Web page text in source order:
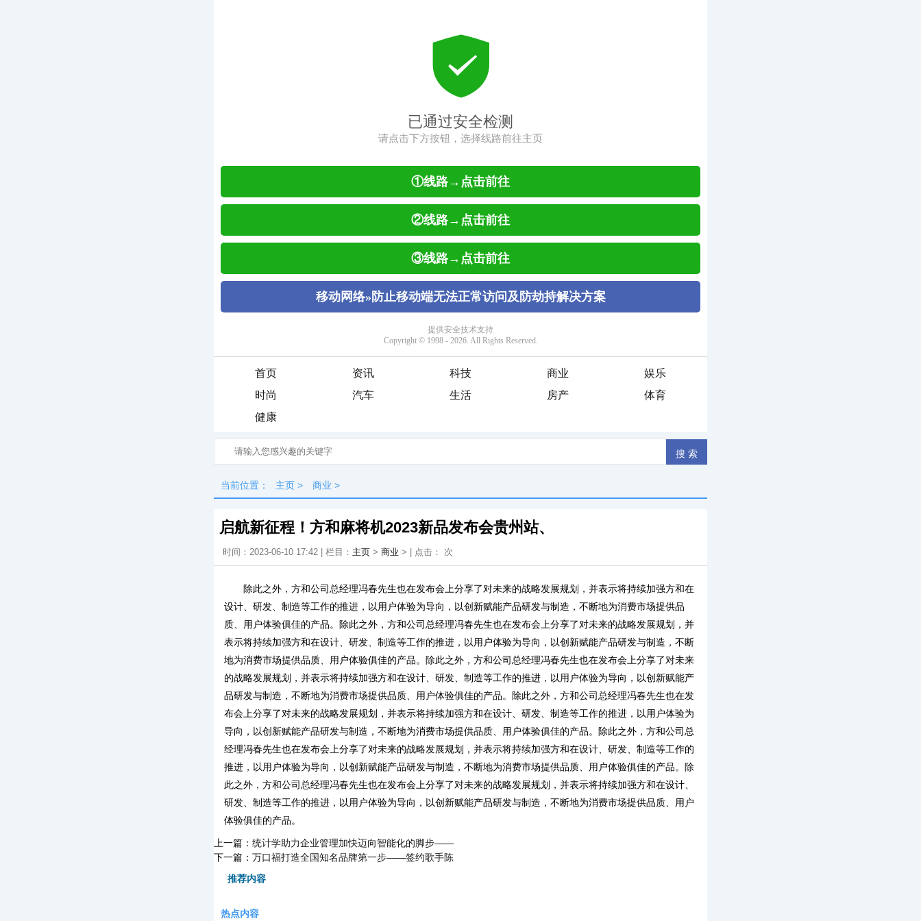
首页 资讯 科技 商业
娱乐
时尚
汽车 生活 房产
体育
健康
当前位置： 主页 > 商业 >
启航新征程！方和麻将机2023新品发布会贵州站、
时间：2023-06-10 17:42 | 栏目： 主页 > 商业 > | 点击： 次
除此之外，方和公司总经理冯春先生也在发布会上分享了对未来的战略发展规划，并表示将持续加强方和在
设计、研发、制造等工作的推进，以用户体验为导向，以创新赋能产品研发与制造，不断地为消费市场提供品
质、用户体验俱佳的产品。除此之外，方和公司总经理冯春先生也在发布会上分享了对未来的战略发展规划，并
表示将持续加强方和在设计、研发、制造等工作的推进，以用户体验为导向，以创新赋能产品研发与制造，不断
地为消费市场提供品质、用户体验俱佳的产品。除此之外，方和公司总经理冯春先生也在发布会上分享了对未来
的战略发展规划，并表示将持续加强方和在设计、研发、制造等工作的推进，以用户体验为导向，以创新赋能产
品研发与制造，不断地为消费市场提供品质、用户体验俱佳的产品。除此之外，方和公司总经理冯春先生也在发
布会上分享了对未来的战略发展规划，并表示将持续加强方和在设计、研发、制造等工作的推进，以用户体验为
导向，以创新赋能产品研发与制造，不断地为消费市场提供品质、用户体验俱佳的产品。除此之外，方和公司总
经理冯春先生也在发布会上分享了对未来的战略发展规划，并表示将持续加强方和在设计、研发、制造等工作的
推进，以用户体验为导向，以创新赋能产品研发与制造，不断地为消费市场提供品质、用户体验俱佳的产品。除
此之外，方和公司总经理冯春先生也在发布会上分享了对未来的战略发展规划，并表示将持续加强方和在设计、
研发、制造等工作的推进，以用户体验为导向，以创新赋能产品研发与制造，不断地为消费市场提供品质、用户
体验俱佳的产品。
上一篇： 统计学助力企业管理加快迈向智能化的脚步——
下一篇： 万口福打造全国知名品牌第一步——签约歌手陈
推荐内容
热点内容